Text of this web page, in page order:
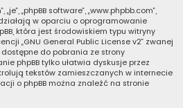
„phpBB software”, „www.phpbb.com”,
działają w oparciu o oprogramowanie
która jest środowiskiem typu witryny
„GNU General Public License v2” zwanej
dostępne do pobrania ze strony
phpBB tylko ułatwia dyskusje przez
tekstów zamieszczanych w internecie
o phpBB można znaleźć na stronie